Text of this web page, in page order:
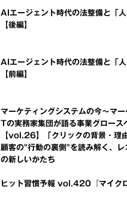
AIエージェント時代の法整備と「
【後編】
AIエージェント時代の法整備と「
【前編】
マーケティングシステムの今～マー
Tの実務家集団が語る事業グロース
【vol.26】「クリックの背景・理
顧客の"行動の裏側"を読み解く、レ
の新しいかたち
ヒット習慣予報 vol.420『マイク